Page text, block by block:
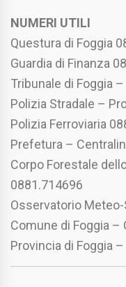
NUMERI UTILI
Questura di Foggia
Guardia di Finanza
Tribunale di Foggia
Polizia Stradale –
Polizia Ferroviaria
Prefetura –
Corpo Forestale
0881.714696
Osservatorio
Comune di Foggia –
Provincia di Foggia